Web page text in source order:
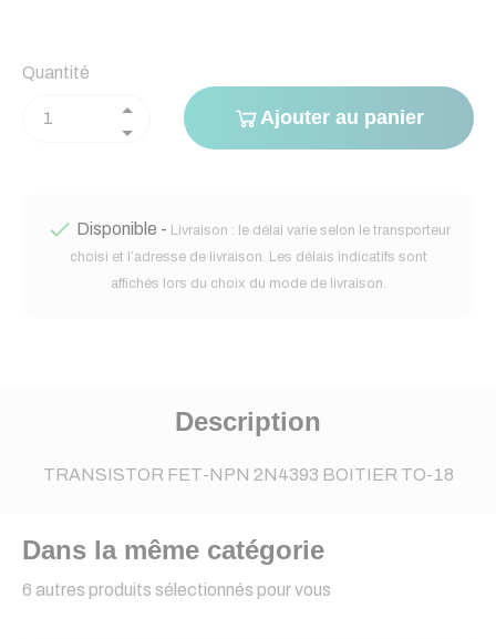
Quantité
Ajouter au panier
 Disponible - Livraison : le délai varie selon le transporteur
choisi et l’adresse de livraison. Les délais indicatifs sont
affichés lors du choix du mode de livraison.
Description
TRANSISTOR FET-NPN 2N4393 BOITIER TO-18
Dans la même catégorie
6 autres produits sélectionnés pour vous